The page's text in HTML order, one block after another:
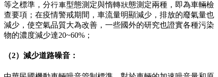
等之標準，分行車型態測定與惰轉狀態測定兩種，即為車輛檢
查要項；在疫情警戒期間，車流量明顯減少，排放的廢氣量也
減少，使空氣品質大為改善，一些國外的研究也證實各種污染
物的濃度減少達20~60%；
（2）減少道路噪音：